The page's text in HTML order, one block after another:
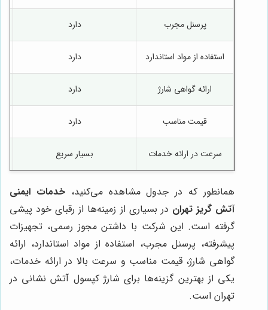
پرسنل مجرب دارد
استفاده از مواد استاندارد دارد
ارائه گواهی شارژ دارد
قیمت مناسب دارد
سرعت در ارائه خدمات بسیار سریع
همانطور که در جدول مشاهده می‌کنید،خدمات ایمنی
آتش گریز تهران در بسیاری از زمینه‌ها از رقبای خود پیشی
گرفته است. این شرکت با داشتن مجوز رسمی، تجهیزات
پیشرفته، پرسنل مجرب، استفاده از مواد استاندارد، ارائه
گواهی شارژ، قیمت مناسب و سرعت بالا در ارائه خدمات،
یکی از بهترین گزینه‌ها برای شارژ کپسول آتش نشانی در
تهران است.